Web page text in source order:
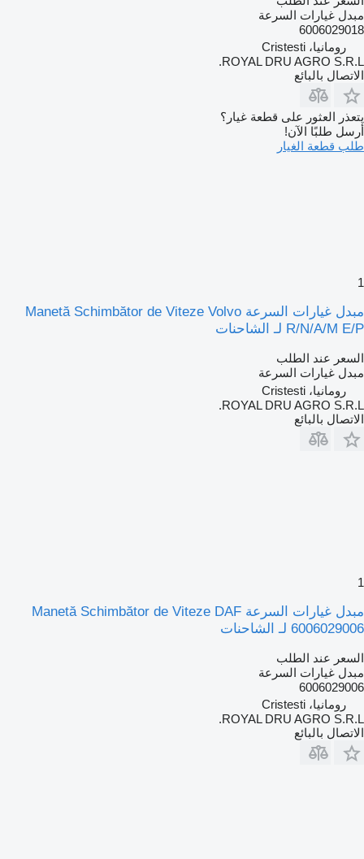
مبدل غيارات السرعة
6006029018
رومانيا، Cristesti
ROYAL DRU AGRO S.R.L.
الاتصال بالبائع
يتعذر العثور على قطعة غيار؟
أرسل طلبًا الآن!
طلب قطعة الغيار
1
مبدل غيارات السرعة Manetă Schimbător de Viteze Volvo
R/N/A/M E/P لـ الشاحنات
السعر عند الطلب
مبدل غيارات السرعة
رومانيا، Cristesti
ROYAL DRU AGRO S.R.L.
الاتصال بالبائع
1
مبدل غيارات السرعة Manetă Schimbător de Viteze DAF
6006029006 لـ الشاحنات
السعر عند الطلب
مبدل غيارات السرعة
6006029006
رومانيا، Cristesti
ROYAL DRU AGRO S.R.L.
الاتصال بالبائع